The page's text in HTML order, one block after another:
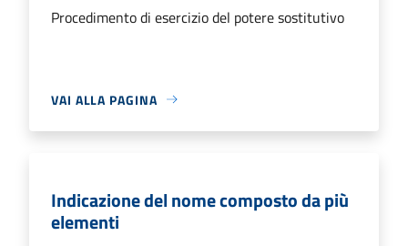
Procedimento di esercizio del potere sostitutivo
VAI ALLA PAGINA
Indicazione del nome composto da più
elementi